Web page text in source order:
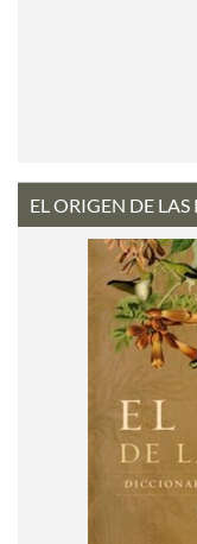
EL ORIGEN DE LAS